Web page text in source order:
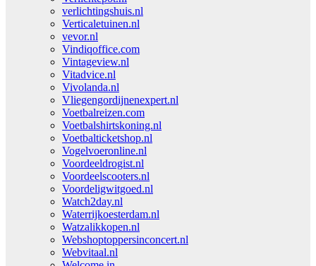
verlichtingshuis.nl
Verticaletuinen.nl
vevor.nl
Vindiqoffice.com
Vintageview.nl
Vitadvice.nl
Vivolanda.nl
Vliegengordijnenexpert.nl
Voetbalreizen.com
Voetbalshirtskoning.nl
Voetbalticketshop.nl
Vogelvoeronline.nl
Voordeeldrogist.nl
Voordeelscooters.nl
Voordeligwitgoed.nl
Watch2day.nl
Waterrijkoesterdam.nl
Watzalikkopen.nl
Webshoptoppersinconcert.nl
Webvitaal.nl